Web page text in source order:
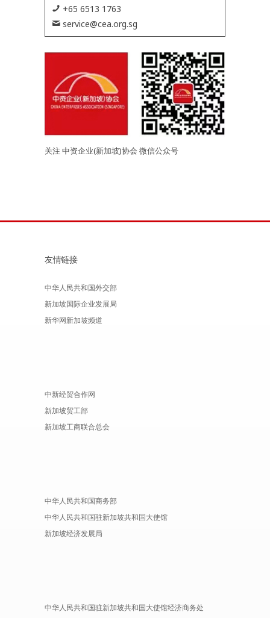
+65 6513 1763
service@cea.org.sg
关注 中资企业(新加坡)协会 微信公众号
友情链接
中华人民共和国外交部
新加坡国际企业发展局
新华网新加坡频道
中新经贸合作网
新加坡贸工部
新加坡工商联合总会
中华人民共和国商务部
中华人民共和国驻新加坡共和国大使馆
新加坡经济发展局
中华人民共和国驻新加坡共和国大使馆经济商务处